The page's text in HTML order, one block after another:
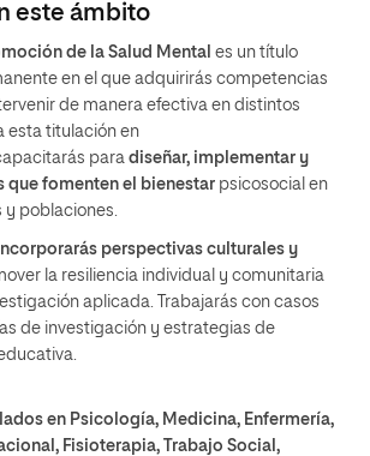
este ámbito
de la Salud Mental es un título
en el que adquirirás competencias
de manera efectiva en distintos
esta titulación en
para diseñar, implementar y
que fomenten el bienestar psicosocial en
poblaciones.
perspectivas culturales y
la resiliencia individual y comunitaria
aplicada. Trabajarás con casos
de investigación y estrategias de
en Psicología, Medicina, Enfermería,
Fisioterapia, Trabajo Social,